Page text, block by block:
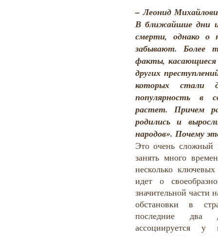
–Леонид
В ближайшие дни
смерти, однако о
забывают. Более
факты, касающиеся
других
которых стали
популярность в
растет. Причем
родились и
народов». Почему
Это очень сложный
занять много
несколько
идет о
значительной части
обстановки в
последние два
ассоциируется